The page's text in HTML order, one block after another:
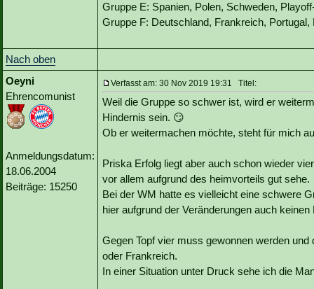
Gruppe E: Spanien, Polen, Schweden,
Gruppe F: Deutschland, Frankreich, Portugal,
Nach oben
Oeyni
Ehrencomunist
Anmeldungsdatum:
18.06.2004
Beiträge: 15250
Verfasst am: 30 Nov 2019 19:31 Titel:
Weil die Gruppe so schwer ist, wird er
Hindernis sein. 😏
Ob er weitermachen möchte, steht für mich
Priska Erfolg liegt aber auch schon wieder
vor allem aufgrund des heimvorteils gut sehe.
Bei der WM hatte es vielleicht eine schwere
hier aufgrund der Veränderungen auch
Gegen Topf vier muss gewonnen werden
oder Frankreich.
In einer Situation unter Druck sehe ich die